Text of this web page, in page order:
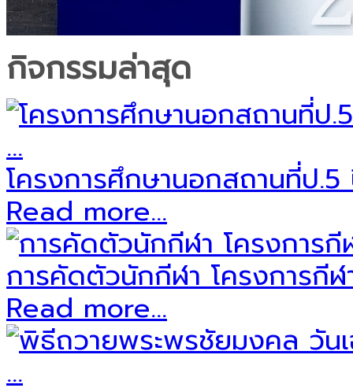
กิจกรรมล่าสุด
โครงการศึกษานอกสถานที่ป
Read more...
การคัดตัวนักกีฬา โครงการกี
Read more...